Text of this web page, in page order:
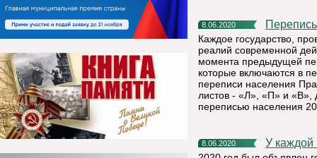
8.06.2020
Каждое государство,
реалий современной
момента предыдущей
которые включаются в
переписи населения
листов - «Л», «П» и «B»,
переписью населения
8.06.2020 У